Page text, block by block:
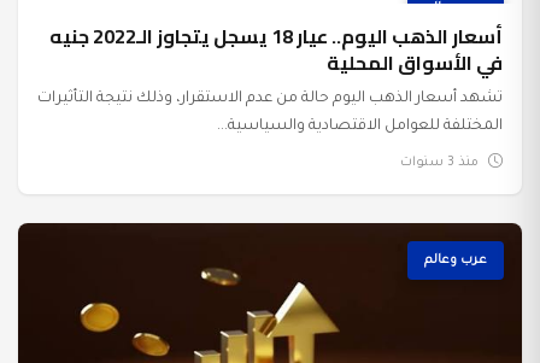
عرب وعالم
أسعار الذهب اليوم.. عيار 18 يسجل يتجاوز الـ2022 جنيه
في الأسواق المحلية
تشهد أسعار الذهب اليوم حالة من عدم الاستقرار، وذلك نتيجة التأثيرات
المختلفة للعوامل الاقتصادية والسياسية...
منذ 3 سنوات
عرب وعالم